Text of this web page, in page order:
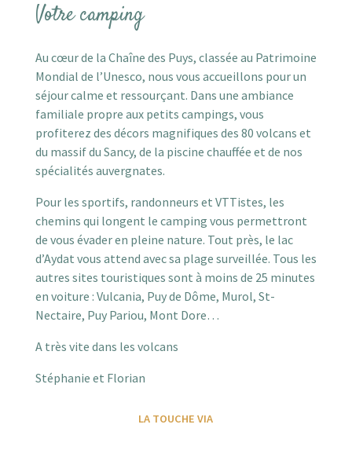
Votre camping
Au cœur de la Chaîne des Puys, classée au Patrimoine
Mondial de l’Unesco, nous vous accueillons pour un
séjour calme et ressourçant. Dans une ambiance
familiale propre aux petits campings, vous
profiterez des décors magnifiques des 80 volcans et
du massif du Sancy, de la piscine chauffée et de nos
spécialités auvergnates.
Pour les sportifs, randonneurs et VTTistes, les
chemins qui longent le camping vous permettront
de vous évader en pleine nature. Tout près, le lac
d’Aydat vous attend avec sa plage surveillée. Tous les
autres sites touristiques sont à moins de 25 minutes
en voiture : Vulcania, Puy de Dôme, Murol, St-
Nectaire, Puy Pariou, Mont Dore…
A très vite dans les volcans
Stéphanie et Florian
LA TOUCHE VIA